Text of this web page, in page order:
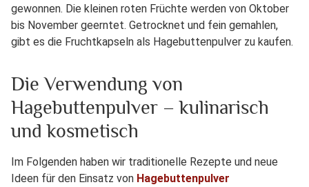
gewonnen. Die kleinen roten Früchte werden von Oktober
bis November geerntet. Getrocknet und fein gemahlen,
gibt es die Fruchtkapseln als Hagebuttenpulver zu kaufen.
Die Verwendung von
Hagebuttenpulver – kulinarisch
und kosmetisch
Im Folgenden haben wir traditionelle Rezepte und neue
Ideen für den Einsatz von Hagebuttenpulver